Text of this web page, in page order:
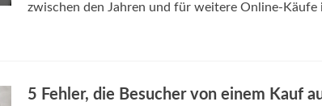
zwischen den Jahren und für weitere Online-Käufe
5 Fehler, die Besucher von einem Kauf